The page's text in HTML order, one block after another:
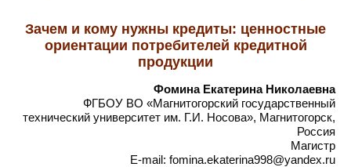
Зачем и кому нужны кредиты: ценностные
ориентации потребителей кредитной
продукции
Фомина Екатерина Николаевна
ФГБОУ ВО «Магнитогорский государственный
технический университет им. Г.И. Носова», Магнитогорск,
Россия
Магистр
E-mail: fomina.ekaterina998@yandex.ru